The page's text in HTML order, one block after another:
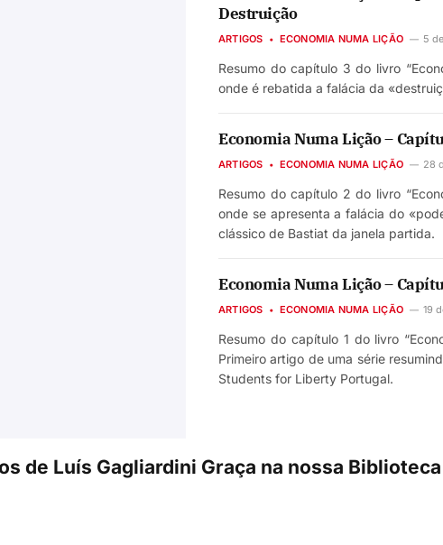
Destruição
ARTIGOS ECONOMIA NUMA LIÇÃO 5
Resumo do capítulo 3 do livro
onde é rebatida a falácia da
Economia Numa Lição –
ARTIGOS ECONOMIA NUMA LIÇÃO 28
Resumo do capítulo 2 do livro
onde se apresenta a falácia do
clássico de Bastiat da janela partida.
Economia Numa Lição –
ARTIGOS ECONOMIA NUMA LIÇÃO 19
Resumo do capítulo 1 do livro
Primeiro artigo de uma série
Students for Liberty Portugal.
de Luís Gagliardini Graça na nossa Biblioteca